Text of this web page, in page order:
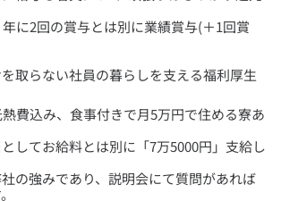
に2回の賞与とは別に業績賞与(＋1回賞
取らない社員の暮らしを支える福利厚生
費込み、食事付きで月5万円で住める寮あ
してお給料とは別に「7万5000円」支給し
の強みであり、説明会にて質問があれば